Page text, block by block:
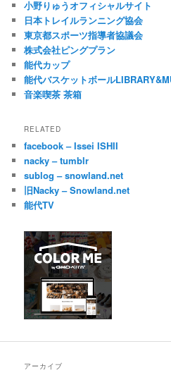
小野りゅうオフィシャルサイト
日本トレイルランニング協会
東京都スポーツ指導者協議会
株式会社ピングプラン
能代カップ
能代バスケットボール
音楽喫茶 茶箱
RELATED
facebook – Issei ISHII
nacky – tumblr
sublog – snowland.net
旧Nacky – Snowland.net
能代TV
アーカイブ